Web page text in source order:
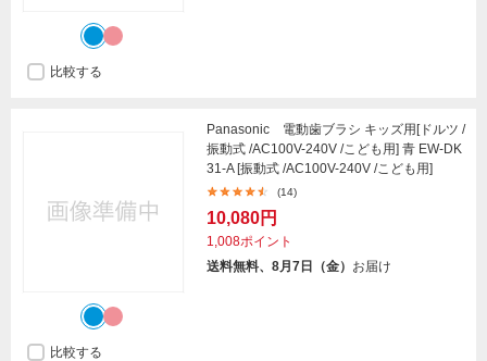
比較する
Panasonic 電動歯ブラシ キッズ用[ドルツ /
振動式 /AC100V-240V /こども用] 青 EW-DK
31-A [振動式 /AC100V-240V /こども用]
(14)
10,080円
1,008ポイント
送料無料、8月7日（金） お届け
比較する